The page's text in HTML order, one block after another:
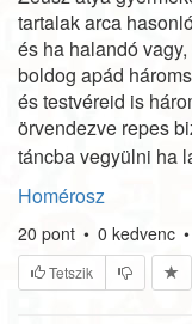
tartalak arca
és ha halandó
boldog apád
és testvéreid is
örvendezve repes
táncba vegyülni ha
Homérosz
20 pont • 0 kedvenc •
Tetszik